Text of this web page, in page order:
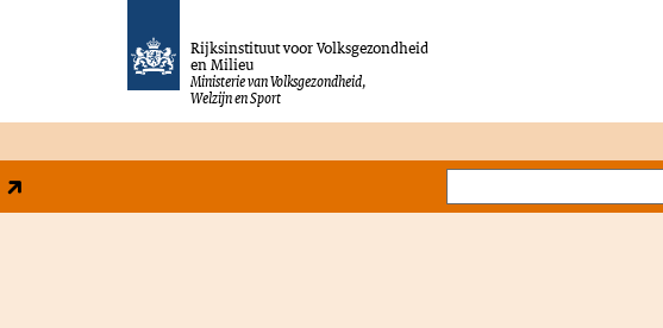
Rijksinstituut voor Volksgezondheid
en Milieu
Ministerie van Volksgezondheid,
Welzijn en Sport
Zoeken